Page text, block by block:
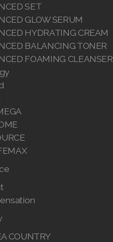
SET
GLOW SERUM
HYDRATING CREAM
BALANCING TONER
FOAMING CLEANSER
COUNTRY